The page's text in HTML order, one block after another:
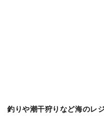
釣りや潮干狩りなど海のレ